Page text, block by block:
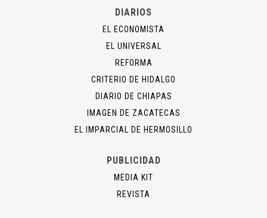
DIARIOS
EL ECONOMISTA
EL UNIVERSAL
REFORMA
CRITERIO DE HIDALGO
DIARIO DE CHIAPAS
IMAGEN DE ZACATECAS
EL IMPARCIAL DE HERMOSILLO
PUBLICIDAD
MEDIA KIT
REVISTA